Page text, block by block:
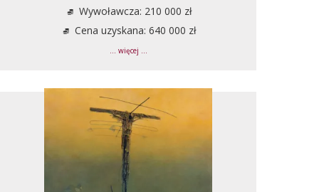
Wywoławcza: 210 000 zł
Cena uzyskana: 640 000 zł
... więcej ...